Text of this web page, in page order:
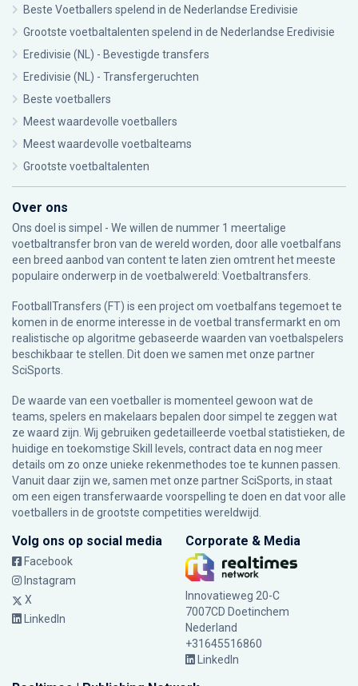
Beste Voetballers spelend in de Nederlandse Eredivisie
Grootste voetbaltalenten spelend in de Nederlandse Eredivisie
Eredivisie (NL) - Bevestigde transfers
Eredivisie (NL) - Transfergeruchten
Beste voetballers
Meest waardevolle voetballers
Meest waardevolle voetbalteams
Grootste voetbaltalenten
Over ons
Ons doel is simpel - We willen de nummer 1 meertalige
voetbaltransfer bron van de wereld worden, door alle voetbalfans
een breed aanbod van content te laten zien omtrent het meeste
populaire onderwerp in de voetbalwereld: Voetbaltransfers.
FootballTransfers (FT) is een project om voetbalfans tegemoet te
komen in de enorme interesse in de voetbal transfermarkt en om
realistische op algoritme gebaseerde waarden van voetbalspelers
beschikbaar te stellen. Dit doen we samen met onze partner
SciSports
De waarde van een voetballer is momenteel gewoon wat de
teams, spelers en makelaars bepalen door simpel te zeggen wat
ze waard zijn. Wij gebruiken gedetailleerde voetbal statistieken, de
huidige en toekomstige Skill levels, contract data en nog meer
details om zo onze unieke rekenmethodes toe te kunnen passen.
Vanuit daar zijn we, samen met onze partner SciSports, in staat
om een eigen transferwaarde voorspelling te doen en dat voor alle
voetballers in de grootste competities wereldwijd.
Volg ons op social media
Facebook
Instagram
X
LinkedIn
Corporate & Media
Innovatieweg 20-C
7007CD Doetinchem
Nederland
+31645516860
LinkedIn